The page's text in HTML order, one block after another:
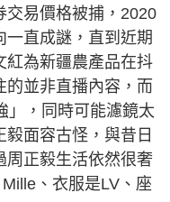
交易價格被捕，2020
直成謎，直到近期
紅為新疆農產品在抖
的並非直播內容，而
」，同時可能濾鏡太
面容古怪，與昔日
周正毅生活依然很奢
、衣服是LV、座